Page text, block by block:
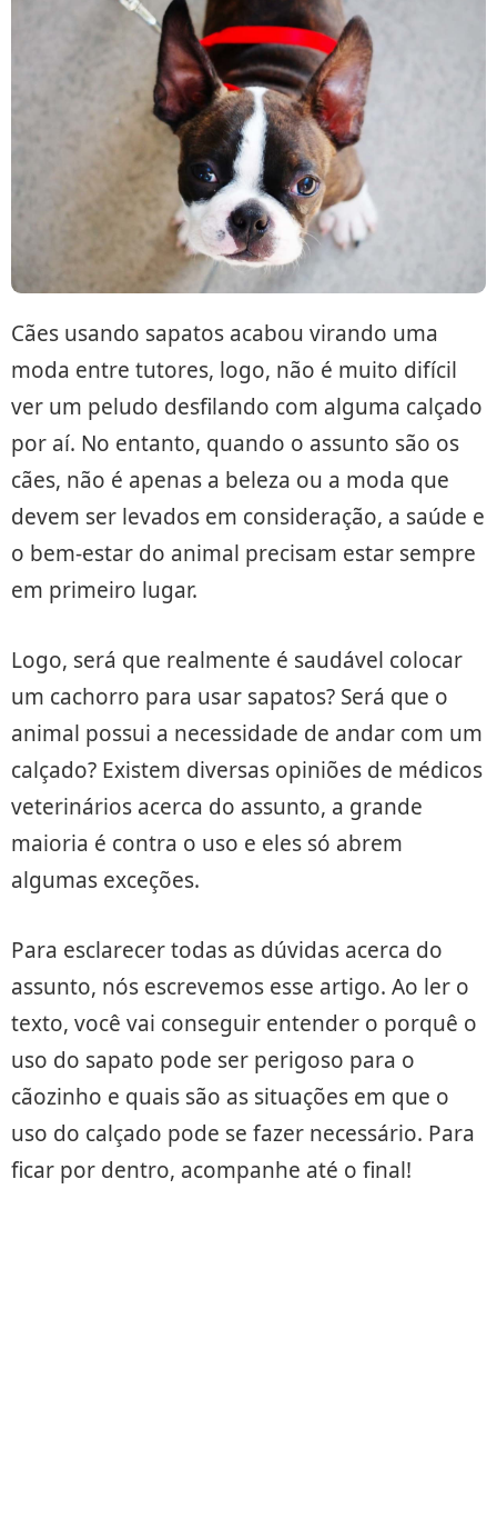
Cães usando sapatos acabou virando uma
moda entre tutores, logo, não é muito difícil
ver um peludo desfilando com alguma calçado
por aí. No entanto, quando o assunto são os
cães, não é apenas a beleza ou a moda que
devem ser levados em consideração, a saúde e
o bem-estar do animal precisam estar sempre
em primeiro lugar.
Logo, será que realmente é saudável colocar
um cachorro para usar sapatos? Será que o
animal possui a necessidade de andar com um
calçado? Existem diversas opiniões de médicos
veterinários acerca do assunto, a grande
maioria é contra o uso e eles só abrem
algumas exceções.
Para esclarecer todas as dúvidas acerca do
assunto, nós escrevemos esse artigo. Ao ler o
texto, você vai conseguir entender o porquê o
uso do sapato pode ser perigoso para o
cãozinho e quais são as situações em que o
uso do calçado pode se fazer necessário. Para
ficar por dentro, acompanhe até o final!